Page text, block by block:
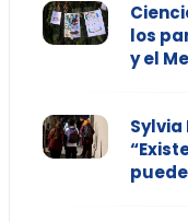
los
y el
Sylvia